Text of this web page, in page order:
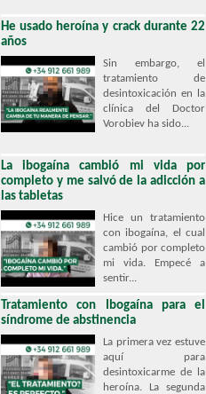
He usado heroína y crack durante 22
años
Sin embargo, el
tratamiento de
desintoxicación en la
clínica del Doctor
Vorobiev ha sido...
La ibogaína cambió mi vida por
completo y me salvó de la adicción a
las tabletas
Hice un tratamiento
con ibogaína, el cual
cambió por completo
mi vida. Empecé a
sentir...
Tratamiento con Ibogaína para el
síndrome de abstinencia
La primera vez estuve
aquí para
desintoxicarme de la
heroína. La segunda